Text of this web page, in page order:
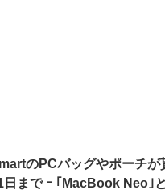
のPCバッグやポーチが
日まで ｰ ｢MacBook Neo｣